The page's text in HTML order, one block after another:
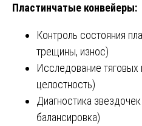
Пластинчатые конвейеры:
Контроль состояния
трещины, износ)
Исследование
целостность)
Диагностика
балансировка)